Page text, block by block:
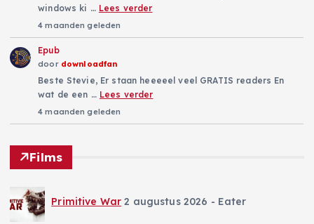
windows ki … Lees verder
4 maanden geleden
Epub
door downloadfan
Beste Stevie, Er staan heeeeel veel GRATIS readers En
wat de een … Lees verder
4 maanden geleden
Films
Primitive War 2 augustus 2026 - Eater